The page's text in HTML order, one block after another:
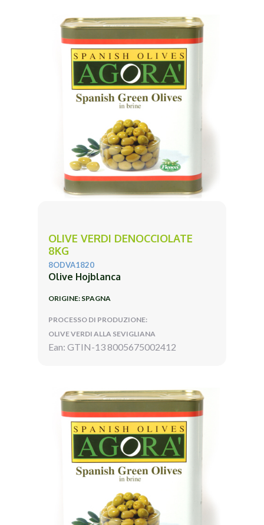
OLIVE VERDI DENOCCIOLATE
8KG
8ODVA1820
Olive Hojblanca
ORIGINE: SPAGNA
PROCESSO DI PRODUZIONE:
OLIVE VERDI ALLA SEVIGLIANA
Ean: GTIN-13 8005675002412